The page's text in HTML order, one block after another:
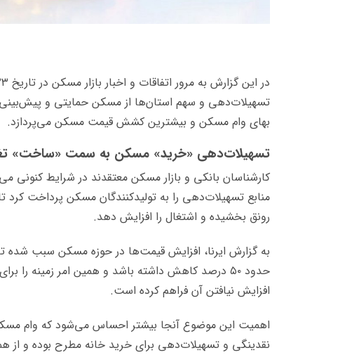
تسهیلات‌دهی و سهم استان‌ها از مسکن حمایتی و
بهای وام مسکن و بیشترین کشش قیمت مسکن می‌پردازد.
تسهیلات‌دهی «خرید» مسکن به سمت «ساخت»
کارشناسان بانکی و بازار مسکن معتقدند در شرایط کنونی
منابع تسهیلات‌دهی را به تولیدکنندگان مسکن پرداخت کرد
رونق بخشیده و اشتغال را افزایش دهد.
به گزارش ایرنا، افزایش قیمت‌ها در حوزه مسکن سبب
حدود ۵۰ درصد کاهش داشته باشد و همین امر زمینه
افزایش نیافتن آن فراهم کرده است.
اهمیت این موضوع آنجا بیشتر احساس می‌شود که وام
نقدینگی و تسهیلات‌دهی برای خرید خانه مطرح بوده و از